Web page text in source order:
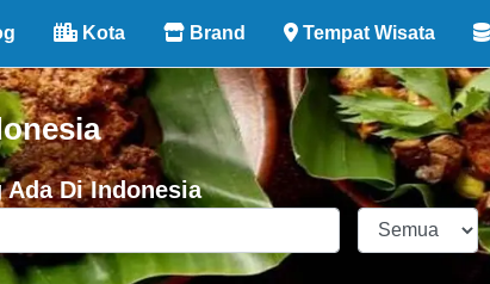
Kota Brand Tempat Wisata
Di Indonesia